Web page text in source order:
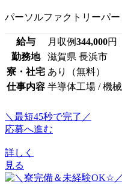
パーソルファクトリーパ
給与 月収例344,000円
勤務地
滋賀県 長浜市
寮・社宅 あり（無料）
仕事内容 半導体工場 / 機
＼最短45秒で完了／
応募へ進む
詳しく
見る